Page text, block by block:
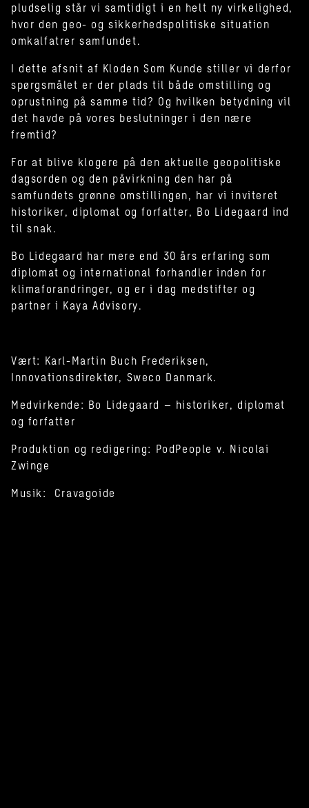
pludselig står vi samtidigt i en helt ny virkelighed,
hvor den geo- og sikkerhedspolitiske situation
omkalfatrer samfundet.
I dette afsnit af Kloden Som Kunde stiller vi derfor
spørgsmålet er der plads til både omstilling og
oprustning på samme tid? Og hvilken betydning vil
det havde på vores beslutninger i den nære
fremtid?
For at blive klogere på den aktuelle geopolitiske
dagsorden og den påvirkning den har på
samfundets grønne omstillingen, har vi inviteret
historiker, diplomat og forfatter, Bo Lidegaard ind
til snak.
Bo Lidegaard har mere end 30 års erfaring som
diplomat og international forhandler inden for
klimaforandringer, og er i dag medstifter og
partner i Kaya Advisory.
Vært: Karl-Martin Buch Frederiksen,
Innovationsdirektør, Sweco Danmark.
Medvirkende: Bo Lidegaard – historiker, diplomat
og forfatter
Produktion og redigering: PodPeople v. Nicolai
Zwinge
Musik: Cravagoide